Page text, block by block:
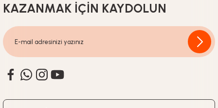
ARGESTA
ARGESTA TERLİK AKSESUARLARI-MACERA SET-2
309,90
KAZANMAK İÇİN KAYDOLUN